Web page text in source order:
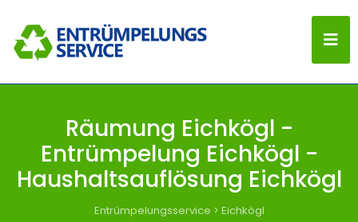
Räumung Eichkögl -
Entrümpelung Eichkögl -
Haushaltsauflösung Eichkögl
Entrümpelungsservice > Eichkögl